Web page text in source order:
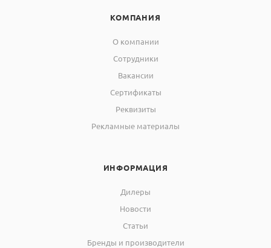
КОМПАНИЯ
О компании
Сотрудники
Вакансии
Сертификаты
Реквизиты
Рекламные материалы
ИНФОРМАЦИЯ
Дилеры
Новости
Статьи
Бренды и производители